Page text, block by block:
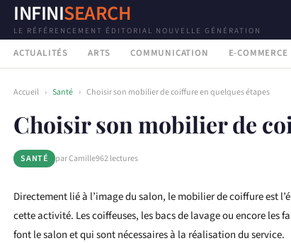
INFINISEARCH
LE RÉFÉRENCEMENT ÉDITORIAL NOUVELLE GÉNÉRATION
ACTUALITÉS ARTS COMMUNICATION E-COMMERCE
Accueil › Santé › Choisir son mobilier de coiffure en quelques étapes
Choisir son mobilier de
SANTÉ par Camille962 lectures
Directement lié à l’image du salon, le mobilier de coiffure est
cette activité. Les coiffeuses, les bacs de lavage ou encore les
font le salon et qui sont nécessaires à la réalisation du service.